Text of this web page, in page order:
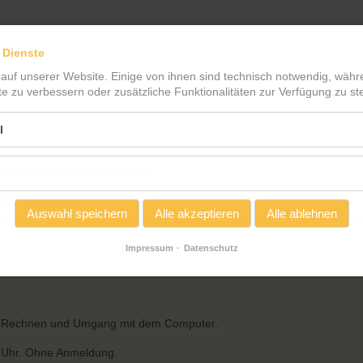
Erwachsene
Friedrich-Reinsch-Haus
in Lerncafé:
alphabetisierung-grundbildung/ehrenamtliche-einsatzfelder-
und Umgang mit dem Computer.
Ohne Anmeldung.
unserer Website. Einige von ihnen sind technisch notwendig,
zu verbessern oder zusätzliche Funktionalitäten zur Verfügung zu
Auswahl speichern Alle akzeptieren Alle ablehnen
Impressum Datenschutz